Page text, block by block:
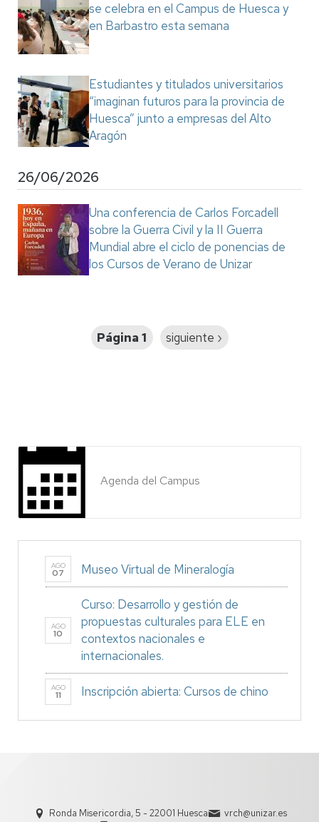
se celebra en el Campus de Huesca y
en Barbastro esta semana
Estudiantes y titulados universitarios
“imaginan futuros para la provincia de
Huesca” junto a empresas del Alto
Aragón
26/06/2026
Una conferencia de Carlos Forcadell
sobre la Guerra Civil y la II Guerra
Mundial abre el ciclo de ponencias de
los Cursos de Verano de Unizar
Página 1
Siguiente
siguiente ›
Agenda del Campus
AGO
07 Museo Virtual de Mineralogía
AGO
10
Curso: Desarrollo y gestión de
propuestas culturales para ELE en
contextos nacionales e
internacionales.
AGO
11 Inscripción abierta: Cursos de chino
Ronda Misericordia, 5 - 22001 Huesca
vrch@unizar.es